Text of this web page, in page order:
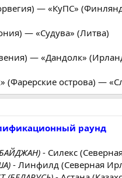
— «КуПС»
— «Судува» (Литва)
— «Дандолк»
(Фарерские острова) —
раунд
- Силекс
- Линфилд (Северная